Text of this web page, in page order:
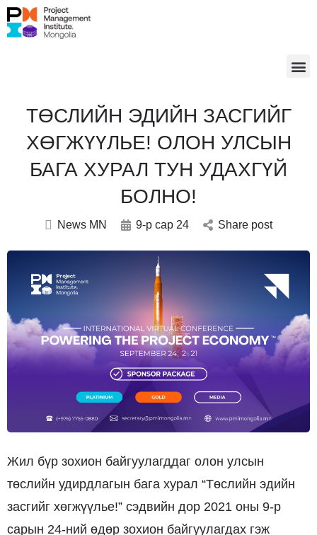
ТӨСЛИЙН ЭДИЙН ЗАСГИЙГ
ХӨГЖҮҮЛЬЕ! ОЛОН УЛСЫН
БАГА ХУРАЛ ТУН УДАХГҮЙ
БОЛНО!
News MN 9-р сар 24 Share post
Жил бүр зохион байгуулагддаг олон улсын
төслийн удирдлагын бага хурал “Төслийн эдийн
засгийг хөгжүүлье!” сэдвийн дор 2021 оны 9-р
сарын 24-ний өдөр зохион байгуулагдах гэж